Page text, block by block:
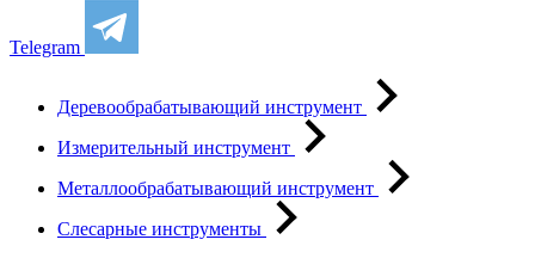
Telegram
Деревообрабатывающий инструмент
Измерительный инструмент
Металлообрабатывающий инструмент
Слесарные инструменты